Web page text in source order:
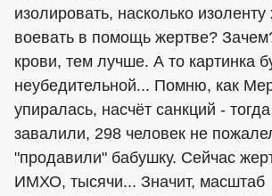
изолировать, насколько изоленту
воевать в помощь жертве?
крови, тем лучше. А то картинка
неубедительной... Помню, как
упиралась, насчёт санкций -
завалили, 298 человек не
"продавили" бабушку. Сейчас
ИМХО, тысячи... Значит, масштаб